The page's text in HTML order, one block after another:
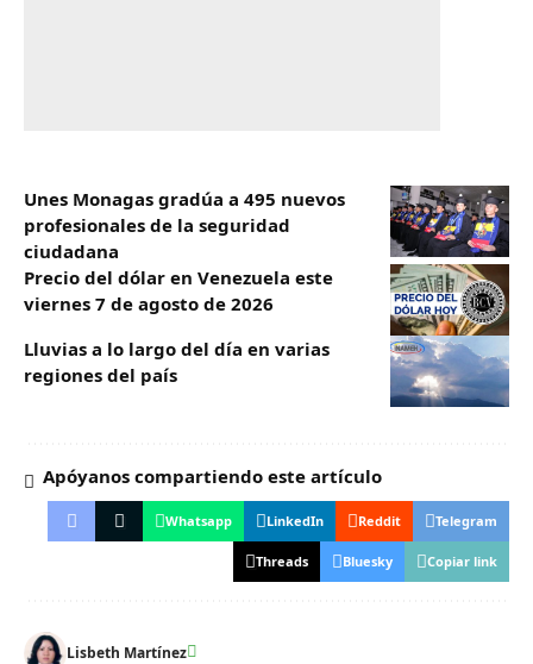
Unes Monagas gradúa a 495 nuevos
profesionales de la seguridad
ciudadana
Precio del dólar en Venezuela este
viernes 7 de agosto de 2026
Lluvias a lo largo del día en varias
regiones del país
Apóyanos compartiendo este artículo
Whatsapp LinkedIn Reddit Telegram
Threads Bluesky Copiar link
Lisbeth Martínez